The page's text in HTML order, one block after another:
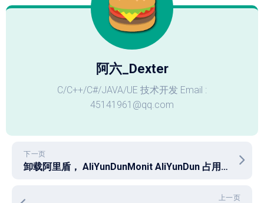
阿六_Dexter
C/C++/C#/JAVA/UE 技术开发 Email :
45141961@qq.com
下一页
卸载阿里盾， AliYunDunMonit AliYunDun 占用IO过高造成服务器无法访问死掉
上一页